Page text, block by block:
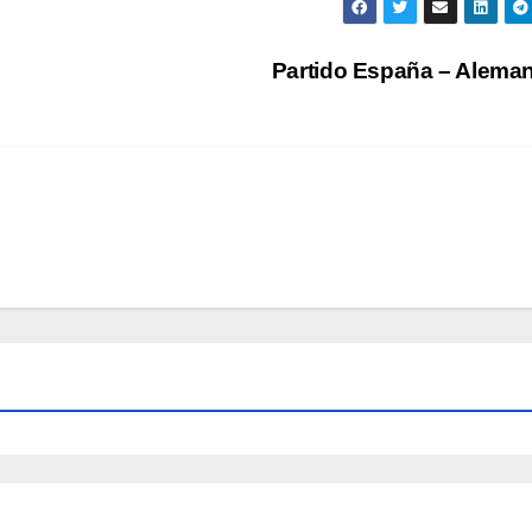
Partido España –